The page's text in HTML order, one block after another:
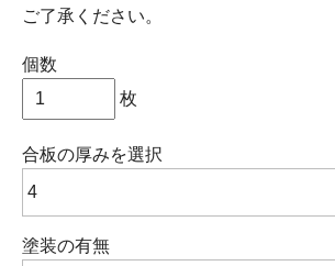
ご了承ください。
個数
枚
合板の厚みを選択
塗装の有無